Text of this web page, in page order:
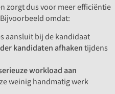
zorgt dus voor meer efficiëntie
omdat:
aansluit bij de kandidaat
kandidaten afhakentijdens
workload aan
weinig handmatig werk